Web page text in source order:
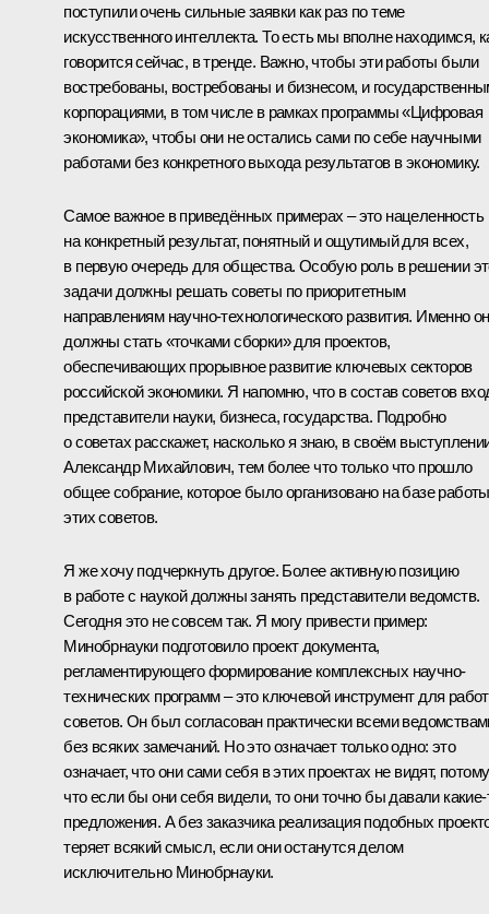
поступили очень сильные заявки как раз по теме
искусственного интеллекта. То есть мы вполне находимся,
говорится сейчас, в тренде. Важно, чтобы эти работы были
востребованы, востребованы и бизнесом, и
корпорациями, в том числе в рамках программы «Цифровая
экономика», чтобы они не остались сами по себе научными
работами без конкретного выхода результатов в экономику.
Самое важное в приведённых примерах – это нацеленность
на конкретный результат, понятный и ощутимый для всех,
в первую очередь для общества. Особую роль в решении
задачи должны решать советы по приоритетным
направлениям научно-технологического развития. Именно
должны стать «точками сборки» для проектов,
обеспечивающих прорывное развитие ключевых секторов
российской экономики. Я напомню, что в состав советов
представители науки, бизнеса, государства. Подробно
о советах расскажет, насколько я знаю, в своём
Александр Михайлович, тем более что только что прошло
общее собрание, которое было организовано на базе работы
этих советов.
Я же хочу подчеркнуть другое. Более активную позицию
в работе с наукой должны занять представители ведомств.
Сегодня это не совсем так. Я могу привести пример:
Минобрнауки подготовило проект документа,
регламентирующего формирование комплексных научно-
технических программ – это ключевой инструмент для
советов. Он был согласован практически всеми
без всяких замечаний. Но это означает только одно: это
означает, что они сами себя в этих проектах не видят, потому
что если бы они себя видели, то они точно бы давали
предложения. А без заказчика реализация подобных
теряет всякий смысл, если они останутся делом
исключительно Минобрнауки.